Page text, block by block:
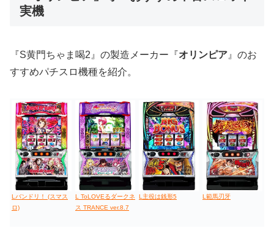
値下げ台
実機
『S黄門ちゃま喝2』の製造メーカー『オリンピア 』のお
すすめパチスロ機種を紹介。
Lバンドリ！ (スマス
ロ)
L ToLOVEるダークネ
ス TRANCE ver.8.7
L主役は銭形5 L範馬刃牙